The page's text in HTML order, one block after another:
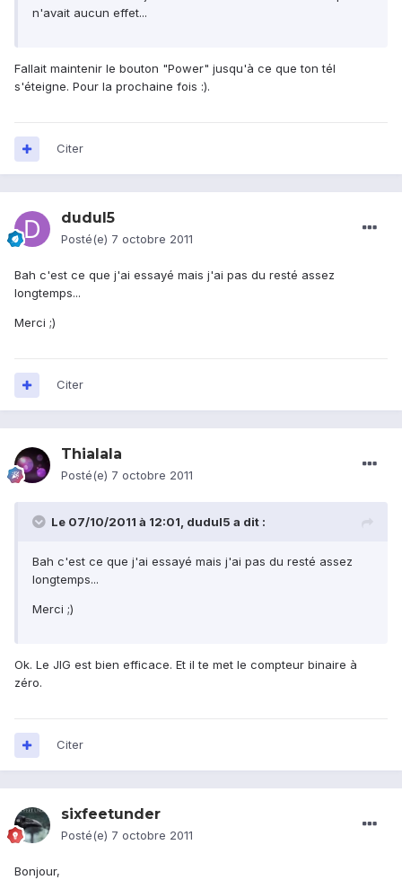
n'avait aucun effet...
Fallait maintenir le bouton "Power" jusqu'à ce que ton tél
s'éteigne. Pour la prochaine fois :).
Citer
dudul5
Posté(e) 7 octobre 2011
Bah c'est ce que j'ai essayé mais j'ai pas du resté assez
longtemps...
Merci ;)
Citer
Thialala
Posté(e) 7 octobre 2011
Le 07/10/2011 à 12:01, dudul5 a dit :
Bah c'est ce que j'ai essayé mais j'ai pas du resté assez
longtemps...
Merci ;)
Ok. Le JIG est bien efficace. Et il te met le compteur binaire à
zéro.
Citer
sixfeetunder
Posté(e) 7 octobre 2011
Bonjour,